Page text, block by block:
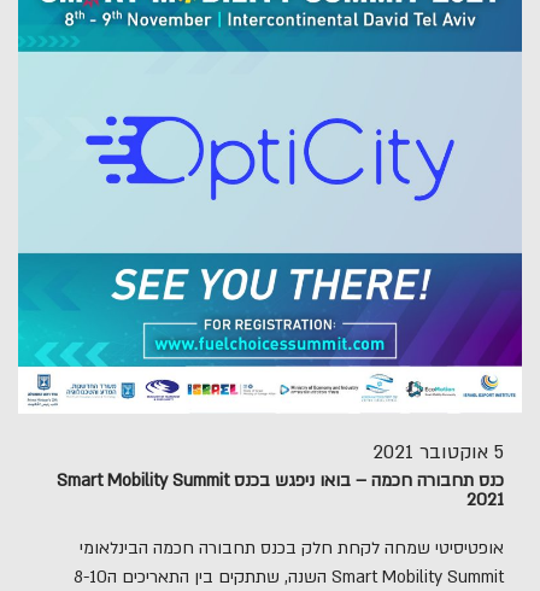
5 אוקטובר 2021
כנס תחבורה חכמה – בואו ניפגש בכנס Smart Mobility Summit
2021
אופטיסיטי שמחה לקחת חלק בכנס תחבורה חכמה הבינלאומי
Smart Mobility Summit השנה, שתתקים בין התאריכים ה8-10